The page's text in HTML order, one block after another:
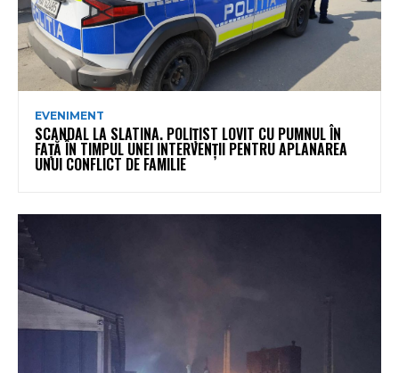
EVENIMENT
SCANDAL LA SLATINA. POLIȚIST LOVIT CU PUMNUL ÎN
FAȚĂ ÎN TIMPUL UNEI INTERVENȚII PENTRU APLANAREA
UNUI CONFLICT DE FAMILIE